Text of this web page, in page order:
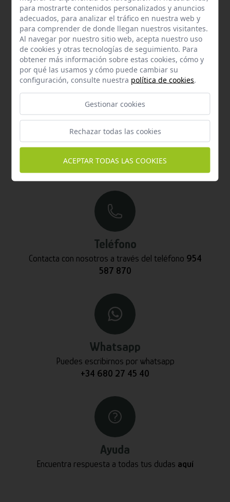
responderemos en menos de 24 horas laborables.
Horario de atención al cliente:
De lunes a jueves de 8:00 a 15:00 y viernes de 8:00 a 14:00
Contacta con nosotros vía email
Teléfono
Contacta con nosotros a través del teléfono 954
587 870
Whatsapp
Puedes escribirnos por whatsapp
+34 680 27 45 40
Ayuda
Encuentra respuesta a todas tus dudas aquí
para mostrarte contenidos personalizados y anuncios
adecuados, para analizar el tráfico en nuestra web y
para comprender de donde llegan nuestros visitantes.
Al navegar por nuestro sitio web, acepta nuestro uso
de cookies y otras tecnologías de seguimiento. Para
obtener más información sobre estas cookies, cómo y
por qué las usamos y cómo puede cambiar su
configuración, consulte nuestra política de cookies.
Gestionar cookies
Rechazar todas las cookies
ACEPTAR TODAS LAS COOKIES